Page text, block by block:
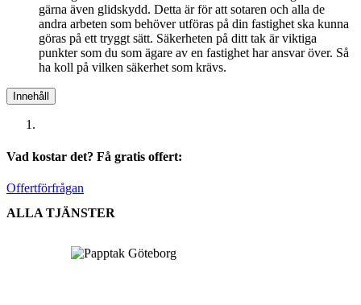
gärna även glidskydd. Detta är för att sotaren och alla de
andra arbeten som behöver utföras på din fastighet ska kunna
göras på ett tryggt sätt. Säkerheten på ditt tak är viktiga
punkter som du som ägare av en fastighet har ansvar över. Så
ha koll på vilken säkerhet som krävs.
Innehåll
Vad kostar det? Få gratis offert:
Offertförfrågan
ALLA TJÄNSTER